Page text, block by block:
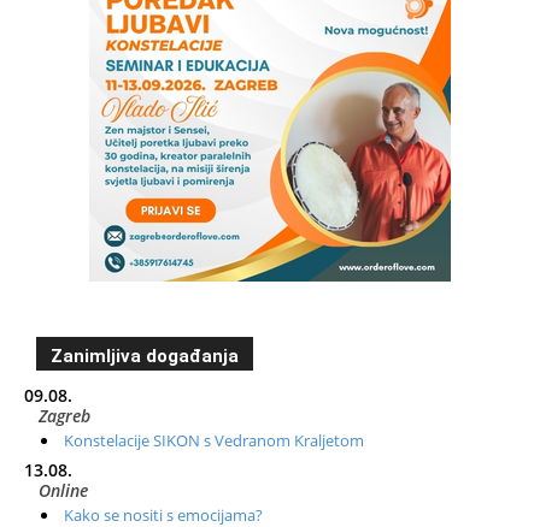
Zanimljiva događanja
09.08.
Zagreb
Konstelacije SIKON s Vedranom Kraljetom
13.08.
Online
Kako se nositi s emocijama?